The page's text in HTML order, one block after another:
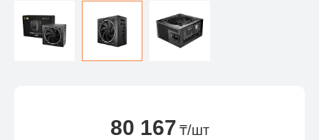
80 167 ₸/шт